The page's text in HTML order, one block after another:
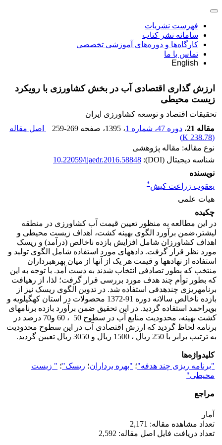
فهرست نشریات
سامانه نشر کتاب
کارگاه‌ها و دوره‌های آموزشی تخصصی
تماس با ما
English
ارزش گذاری اقتصادی آب در بخش کشاورزی با رویکرد
زیست محیطی
تحقیقات اقتصاد و توسعه کشاورزی ایران
مقاله 21
، دوره 47، شماره 1 ، 1395 ، صفحه 259-269
اصل مقاله
(
238.78 K
)
نوع مقاله: مقاله پژوهشی
شناسه دیجیتال (DOI):
10.22059/ijaedr.2016.58848
نویسنده
یعقوب زراعت کیش*
هیات علمی
چکیده
در این مطالعه به منظور تعیین قیمت آب کشاورزی در منطقه
لیشتر،ضمن برآورد الگوی بهینه کشت، اهداف زیست محیطی و
اهداف کشاورزان شامل افزایش بازده ناخالص (درآمد) و ریسک
مورد نظر قرار گرفت. داده­های مورد استفاده شامل الگوی تولید و
استفاده از نهاده­ها و قیمت هر یک از آنها از میان بهره­برداران
منتخب که بطور تصادفی انتخاب شدند به دست آمد. با توجه به این
که بطور توأم چند هدف مورد بررسی قرار گرفت؛ لذا، از رهیافت
برنامه­ریزی چندهدفی استفاده شد. در تدوین الگوی ریسک نیز از
بازده ناخالص سالانه دوره 91-1372 محصولات در استان کهگیلویه و
بویراحمد استفاده گردید. در این تحقیق ضمن برآورد بازده برنامه­ای
کشت بهینه­، محدودیت منابع آب در سطوح 50 ، 60 و70 درصد در
برنامه لحاظ گردید که ارزش اقتصادی آب در این سطوح محدودیت
به ترتیب برابر با 250 ریال ، 1500 ریال و 3050 ریال تعیین گردید.
کلیدواژه‌ها
"برنامه ریزی چند هدفه"؛ "بهره برداران؛ ریسک"؛ " زیست
محیطی"
مراجع
آمار
تعداد مشاهده مقاله: 2,171
تعداد دریافت فایل اصل مقاله: 2,592